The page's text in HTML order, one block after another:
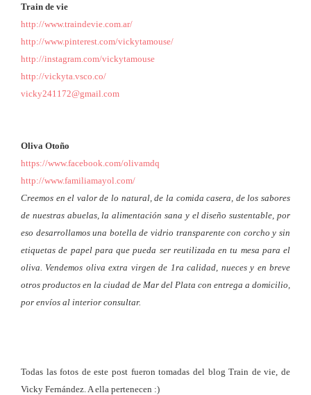
Train de vie
http://www.traindevie.com.ar/
http://www.pinterest.com/vickytamouse/
http://instagram.com/vickytamouse
http://vickyta.vsco.co/
vicky241172@gmail.com
Oliva Otoño
https://www.facebook.com/olivamdq
http://www.familiamayol.com/
Creemos en el valor de lo natural, de la comida casera, de los sabores
de nuestras abuelas, la alimentación sana y el diseño sustentable, por
eso desarrollamos una botella de vidrio transparente con corcho y sin
etiquetas de papel para que pueda ser reutilizada en tu mesa para el
oliva. Vendemos oliva extra virgen de 1ra calidad, nueces y en breve
otros productos en la ciudad de Mar del Plata con entrega a domicilio,
por envíos al interior consultar.
Todas las fotos de este post fueron tomadas del blog Train de vie, de
Vicky Fernández. A ella pertenecen :)